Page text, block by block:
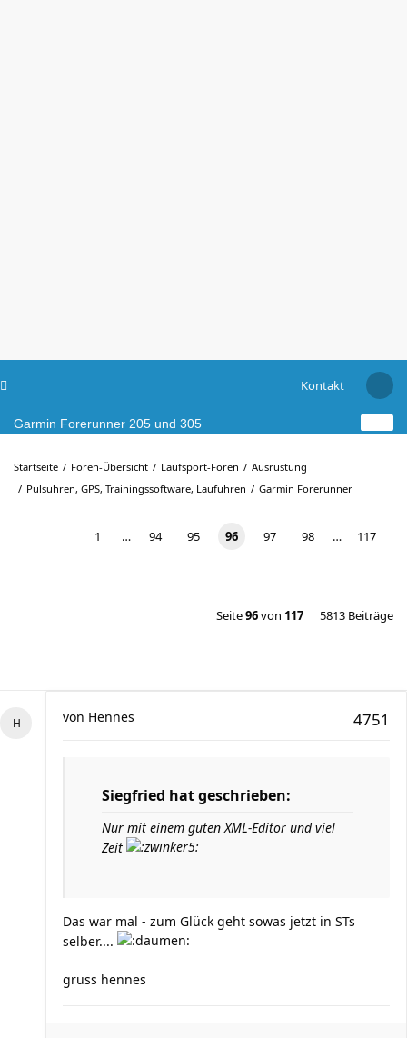
Kontakt
Garmin Forerunner 205 und 305
Startseite Foren-Übersicht Laufsport-Foren
Ausrüstung
Pulsuhren, GPS, Trainingssoftware, Laufuhren
Garmin Forerunner
1 … 94 95 96 97 98 … 117
Seite96von 117 5813 Beiträge
4751
von Hennes
Siegfried hat geschrieben:
Nur mit einem guten XML-Editor und viel
Zeit
Das war mal - zum Glück geht sowas jetzt in STs
selber....
gruss hennes